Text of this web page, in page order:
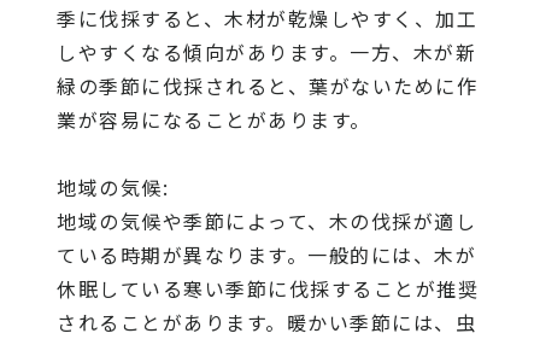
季に伐採すると、木材が乾燥しやすく、加工
しやすくなる傾向があります。一方、木が新
緑の季節に伐採されると、葉がないために作
業が容易になることがあります。
地域の気候:
地域の気候や季節によって、木の伐採が適し
ている時期が異なります。一般的には、木が
休眠している寒い季節に伐採することが推奨
されることがあります。暖かい季節には、虫